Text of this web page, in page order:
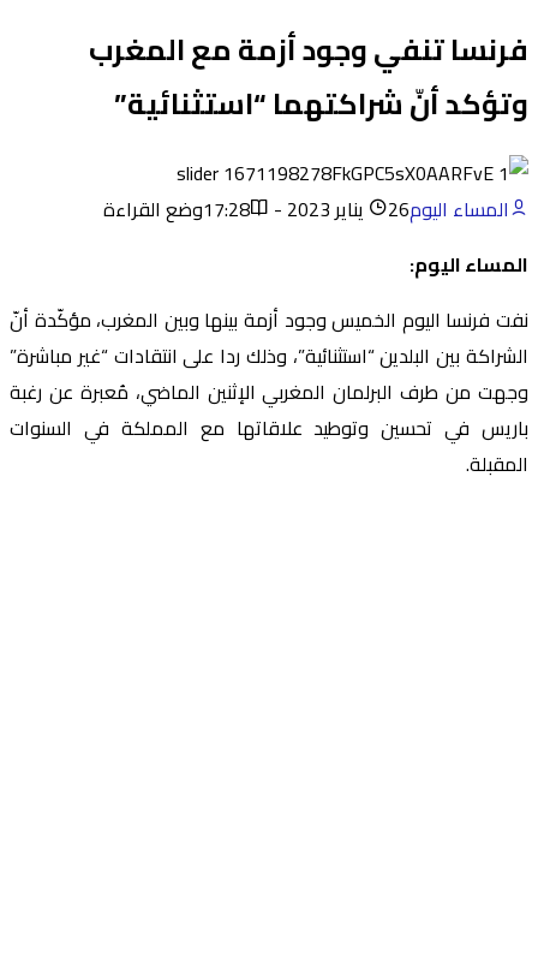
فرنسا تنفي وجود أزمة مع المغرب
وتؤكد أنّ شراكتهما “استثنائية”
المساء اليوم26 يناير 2023 - 17:28
وضع القراءة
المساء اليوم:
نفت فرنسا اليوم الخميس وجود أزمة بينها وبين المغرب، مؤكّدة أنّ
الشراكة بين البلدين “استثنائية”، وذلك ردا على انتقادات “غير مباشرة”
وجهت من طرف البرلمان المغربي الإثنين الماضي، مُعبرة عن رغبة
باريس في تحسين وتوطيد علاقاتها مع المملكة في السنوات
المقبلة.